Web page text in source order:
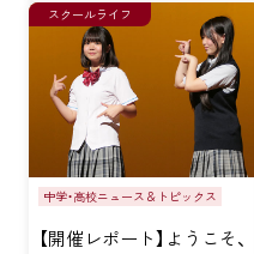
スクールライフ
中学・高校ニュース＆トピックス
【開催レポート】ようこそ、